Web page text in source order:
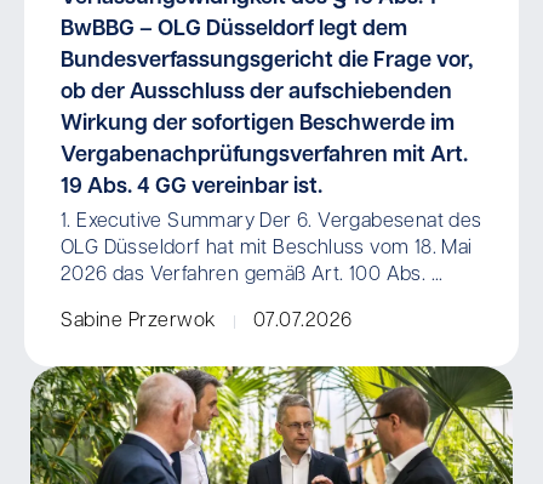
BwBBG – OLG Düsseldorf legt dem
Bundesverfassungsgericht die Frage vor,
ob der Ausschluss der aufschiebenden
Wirkung der sofortigen Beschwerde im
Vergabenachprüfungsverfahren mit Art.
19 Abs. 4 GG vereinbar ist.
1. Executive Summary Der 6. Vergabesenat des
OLG Düsseldorf hat mit Beschluss vom 18. Mai
2026 das Verfahren gemäß Art. 100 Abs. ...
Sabine Przerwok 07.07.2026